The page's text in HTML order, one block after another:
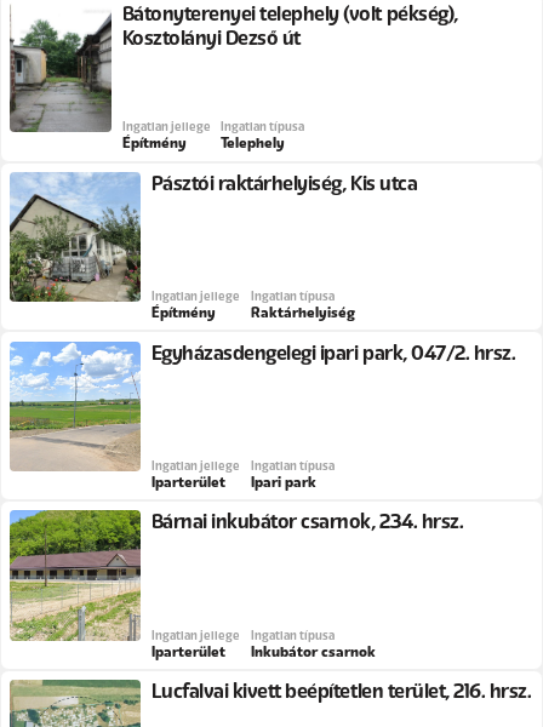
Bátonyterenyei telephely (volt pékség),
Kosztolányi Dezső út
Ingatlan jellege
Építmény
Ingatlan típusa
Telephely
Pásztói raktárhelyiség, Kis utca
Ingatlan jellege
Építmény
Ingatlan típusa
Raktárhelyiség
Egyházasdengelegi ipari park, 047/2. hrsz.
Ingatlan jellege
Iparterület
Ingatlan típusa
Ipari park
Bárnai inkubátor csarnok, 234. hrsz.
Ingatlan jellege
Iparterület
Ingatlan típusa
Inkubátor csarnok
Lucfalvai kivett beépítetlen terület, 216. hrsz.